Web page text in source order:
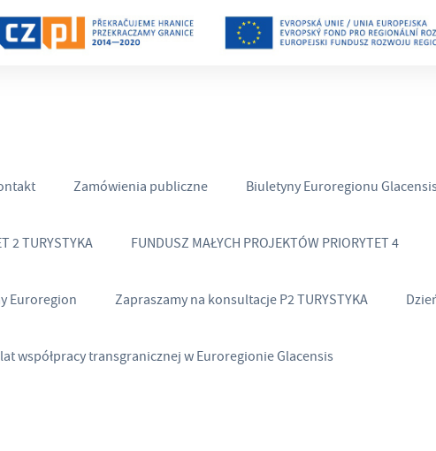
Zamówienia publiczne Biuletyny Euroregionu
2 TURYSTYKA FUNDUSZ MAŁYCH PROJEKTÓW PRIORYTET 4
Euroregion Zapraszamy na konsultacje P2 TURYSTYKA
współpracy transgranicznej w Euroregionie Glacensis